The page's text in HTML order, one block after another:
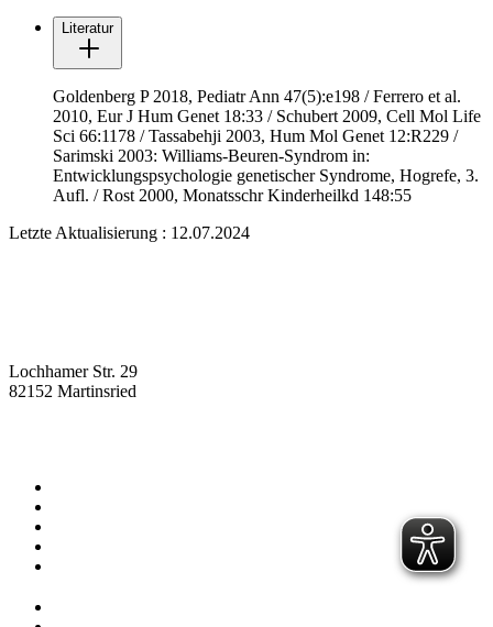
Literatur
Goldenberg P 2018, Pediatr Ann 47(5):e198 / Ferrero et al.
2010, Eur J Hum Genet 18:33 / Schubert 2009, Cell Mol Life
Sci 66:1178 / Tassabehji 2003, Hum Mol Genet 12:R229 /
Sarimski 2003: Williams-Beuren-Syndrom in:
Entwicklungspsychologie genetischer Syndrome, Hogrefe, 3.
Aufl. / Rost 2000, Monatsschr Kinderheilkd 148:55
Letzte Aktualisierung : 12.07.2024
Lochhamer Str. 29
82152 Martinsried